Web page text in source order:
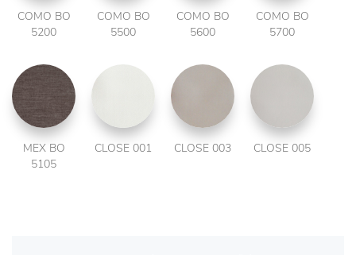
COMO BO
5200
COMO BO
5500
COMO BO
5600
COMO BO
5700
MEX BO
5105
CLOSE 001 CLOSE 003 CLOSE 005